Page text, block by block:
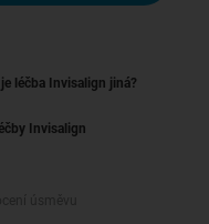
léčba Invisalign jiná?
Invisalign